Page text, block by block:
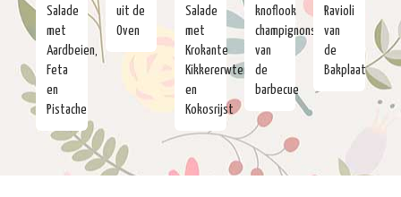
Salade
met
Aardbeien,
Feta
en
Pistache
uit de
Oven
Salade
met
Krokante
Kikkererwten
en
Kokosrijst
knoflook
champignons
van
de
barbecue
Ravioli
van
de
Bakplaat